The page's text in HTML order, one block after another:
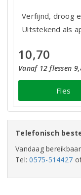
Verfijnd, droog
Uitstekend als
10,70
Vanaf 12 flessen
Fles
Telefonisch
Vandaag
Tel:0575-514427